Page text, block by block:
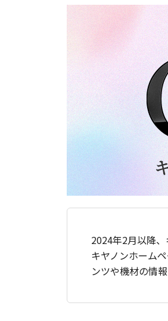
2024年2月以降
キヤノンホーム
ンツや機材の情